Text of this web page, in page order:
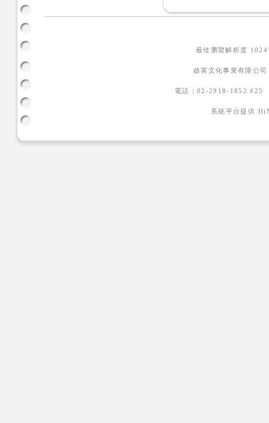
最佳瀏覽解析度
啟英文化事業有限公
電話：02-2918-1852
系統平台提供